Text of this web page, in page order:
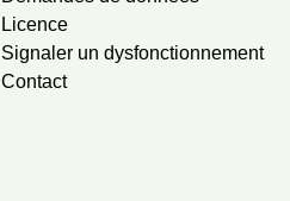
Licence
Signaler un dysfonctionnement
Contact